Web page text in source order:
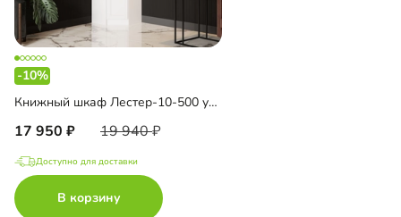
-10%
Книжный шкаф Лестер-10-500 угловой
17 950 19 940
Доступно для доставки
В корзину